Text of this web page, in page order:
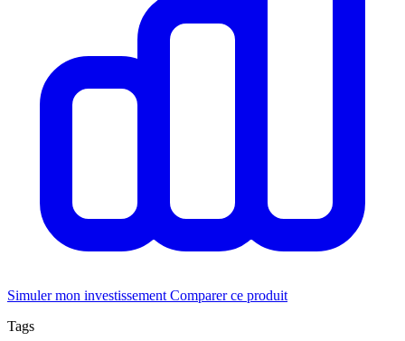
Simuler mon investissement Comparer ce produit
Tags